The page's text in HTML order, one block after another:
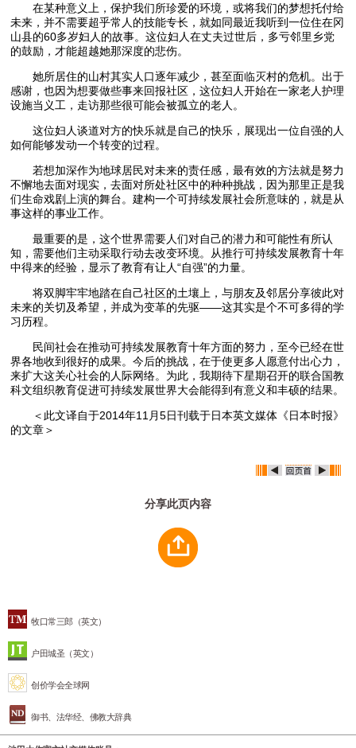
牧口常三郎（英文）
户田城圣（英文）
创价学会全球网
御书、法华经、佛教大辞典
在某种意义上，保护我们所珍爱的环境，或将我们的梦想托付给
未来，并不需要超乎常人的技能专长，就如同最近我听到一位住在冈
山县的60多岁妇人的故事。这位妇人在丈夫过世后，多亏邻里乡党
的鼓励，才能超越她那深度的悲伤。
她所居住的山村其实人口逐年减少，甚至面临灭村的危机。出于
感谢，也因为想要做些事来回报社区，这位妇人开始在一家老人护理
设施当义工，走访那些很可能会被孤立的老人。
这位妇人谈道对方的快乐就是自己的快乐，展现出一位自强的人
如何能够发动一个转变的过程。
若想加深作为地球居民对未来的责任感，最有效的方法就是努力
不懈地去面对现实，去面对所处社区中的种种挑战，因为那里正是我
们生命戏剧上演的舞台。建构一个可持续发展社会所意味的，就是从
事这样的事业工作。
最重要的是，这个世界需要人们对自己的潜力和可能性有所认
知，需要他们主动采取行动去改变环境。从推行可持续发展教育十年
中得来的经验，显示了教育有让人“自强”的力量。
将双脚牢牢地踏在自己社区的土壤上，与朋友及邻居分享彼此对
未来的关切及希望，并成为变革的先驱——这其实是个不可多得的学
习历程。
民间社会在推动可持续发展教育十年方面的努力，至今已经在世
界各地收到很好的成果。今后的挑战，在于使更多人愿意付出心力，
来扩大这关心社会的人际网络。为此，我期待下星期召开的联合国教
科文组织教育促进可持续发展世界大会能得到有意义和丰硕的结果。
＜此文译自于2014年11月5日刊载于日本英文媒体《日本时报》
的文章＞
分享此页内容